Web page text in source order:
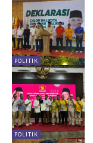
POLITIK
POLITIK